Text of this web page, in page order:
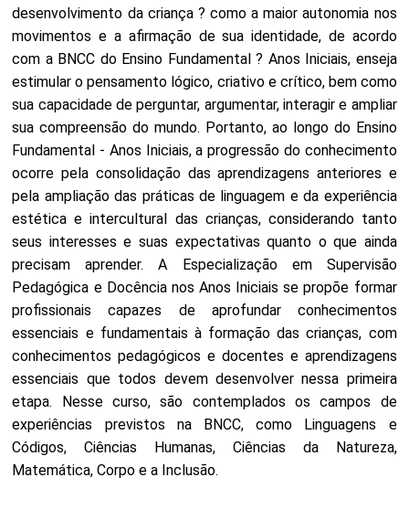
desenvolvimento da criança ? como a maior autonomia nos
movimentos e a afirmação de sua identidade, de acordo
com a BNCC do Ensino Fundamental ? Anos Iniciais, enseja
estimular o pensamento lógico, criativo e crítico, bem como
sua capacidade de perguntar, argumentar, interagir e ampliar
sua compreensão do mundo. Portanto, ao longo do Ensino
Fundamental - Anos Iniciais, a progressão do conhecimento
ocorre pela consolidação das aprendizagens anteriores e
pela ampliação das práticas de linguagem e da experiência
estética e intercultural das crianças, considerando tanto
seus interesses e suas expectativas quanto o que ainda
precisam aprender. A Especialização em Supervisão
Pedagógica e Docência nos Anos Iniciais se propõe formar
profissionais capazes de aprofundar conhecimentos
essenciais e fundamentais à formação das crianças, com
conhecimentos pedagógicos e docentes e aprendizagens
essenciais que todos devem desenvolver nessa primeira
etapa. Nesse curso, são contemplados os campos de
experiências previstos na BNCC, como Linguagens e
Códigos, Ciências Humanas, Ciências da Natureza,
Matemática, Corpo e a Inclusão.